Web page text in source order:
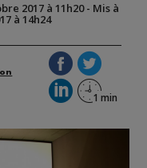
2017 à 11h20- Mis à
à 14h24